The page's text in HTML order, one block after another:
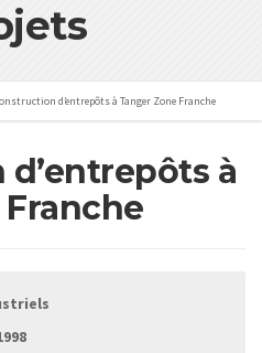
d’entrepôts à Tanger Zone Franche
à